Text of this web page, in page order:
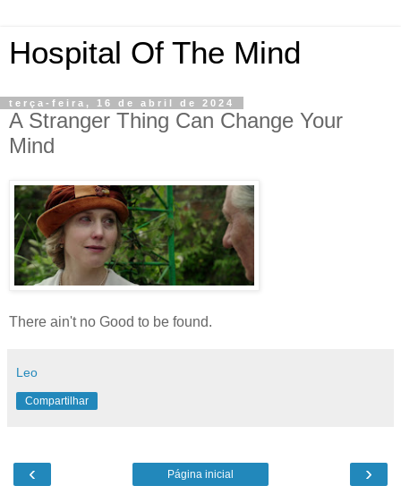
Hospital Of The Mind
terça-feira, 16 de abril de 2024
A Stranger Thing Can Change Your
Mind
There ain't no Good to be found.
Leo
Compartilhar
‹ ›
Página inicial